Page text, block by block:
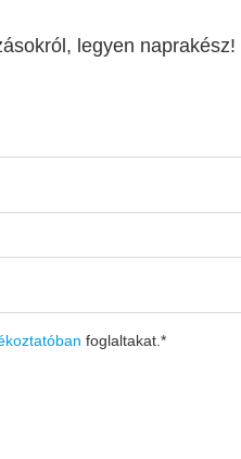
legyen naprakész!
foglaltakat.